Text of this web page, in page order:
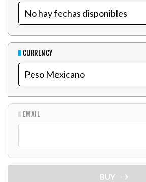
CURRENCY
EMAIL
BUY